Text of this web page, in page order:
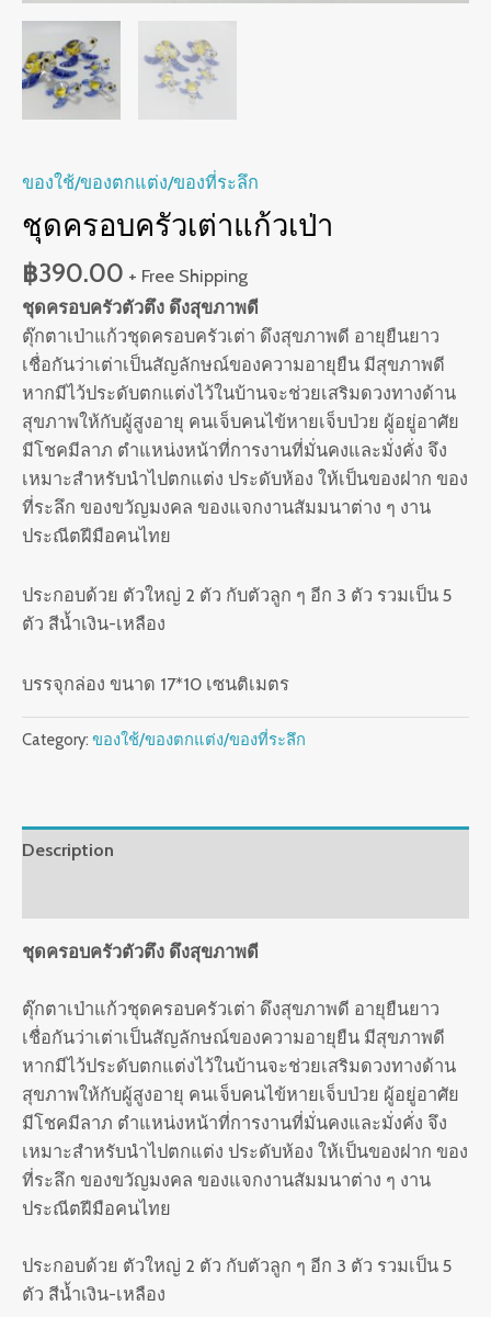
ของใช้/ของตกแต่ง/ของที่ระลึก
ชุดครอบครัวเต่าแก้วเป่า
฿390.00 + Free Shipping
ชุดครอบครัวตัวตึง ดึงสุขภาพดี
ตุ๊กตาเป่าแก้วชุดครอบครัวเต่า ดึงสุขภาพดี อายุยืนยาว
เชื่อกันว่าเต่าเป็นสัญลักษณ์ของความอายุยืน มีสุขภาพดี
หากมีไว้ประดับตกแต่งไว้ในบ้านจะช่วยเสริมดวงทางด้าน
สุขภาพให้กับผู้สูงอายุ คนเจ็บคนไข้หายเจ็บป่วย ผู้อยู่อาศัย
มีโชคมีลาภ ตำแหน่งหน้าที่การงานที่มั่นคงและมั่งคั่ง จึง
เหมาะสำหรับนำไปตกแต่ง ประดับห้อง ให้เป็นของฝาก ของ
ที่ระลึก ของขวัญมงคล ของแจกงานสัมมนาต่าง ๆ งาน
ประณีตฝีมือคนไทย
ประกอบด้วย ตัวใหญ่ 2 ตัว กับตัวลูก ๆ อีก 3 ตัว รวมเป็น 5
ตัว สีน้ำเงิน-เหลือง
บรรจุกล่อง ขนาด 17*10 เซนติเมตร
Category: ของใช้/ของตกแต่ง/ของที่ระลึก
Description
ชุดครอบครัวตัวตึง ดึงสุขภาพดี
ตุ๊กตาเป่าแก้วชุดครอบครัวเต่า ดึงสุขภาพดี อายุยืนยาว
เชื่อกันว่าเต่าเป็นสัญลักษณ์ของความอายุยืน มีสุขภาพดี
หากมีไว้ประดับตกแต่งไว้ในบ้านจะช่วยเสริมดวงทางด้าน
สุขภาพให้กับผู้สูงอายุ คนเจ็บคนไข้หายเจ็บป่วย ผู้อยู่อาศัย
มีโชคมีลาภ ตำแหน่งหน้าที่การงานที่มั่นคงและมั่งคั่ง จึง
เหมาะสำหรับนำไปตกแต่ง ประดับห้อง ให้เป็นของฝาก ของ
ที่ระลึก ของขวัญมงคล ของแจกงานสัมมนาต่าง ๆ งาน
ประณีตฝีมือคนไทย
ประกอบด้วย ตัวใหญ่ 2 ตัว กับตัวลูก ๆ อีก 3 ตัว รวมเป็น 5
ตัว สีน้ำเงิน-เหลือง